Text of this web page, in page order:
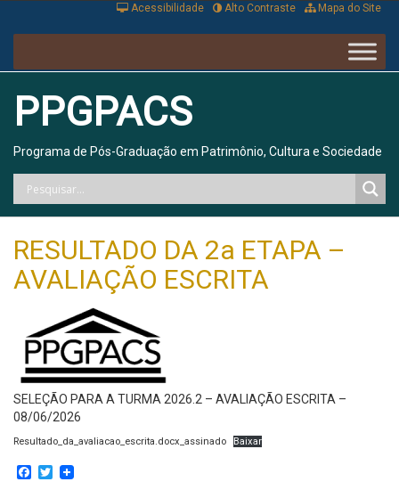
Mapa do Site
Alto Contraste
Acessibilidade
PPGPACS
Programa de Pós-Graduação em Patrimônio, Cultura e Sociedade
RESULTADO DA 2a ETAPA –
AVALIAÇÃO ESCRITA
SELEÇÃO PARA A TURMA 2026.2 – AVALIAÇÃO ESCRITA –
08/06/2026
Resultado_da_avaliacao_escrita.docx_assinado Baixar
Facebook
Twitter